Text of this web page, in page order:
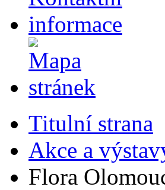
Titulní strana
Akce a
Flora